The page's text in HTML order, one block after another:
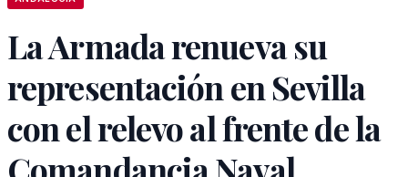
La Armada renueva su
representación en Sevilla
con el relevo al frente de la